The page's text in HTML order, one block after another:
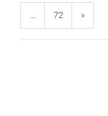
... 72 »